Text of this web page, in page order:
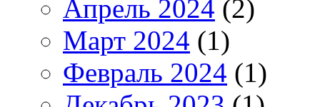
Апрель 2024 (2)
Март 2024 (1)
Февраль 2024 (1)